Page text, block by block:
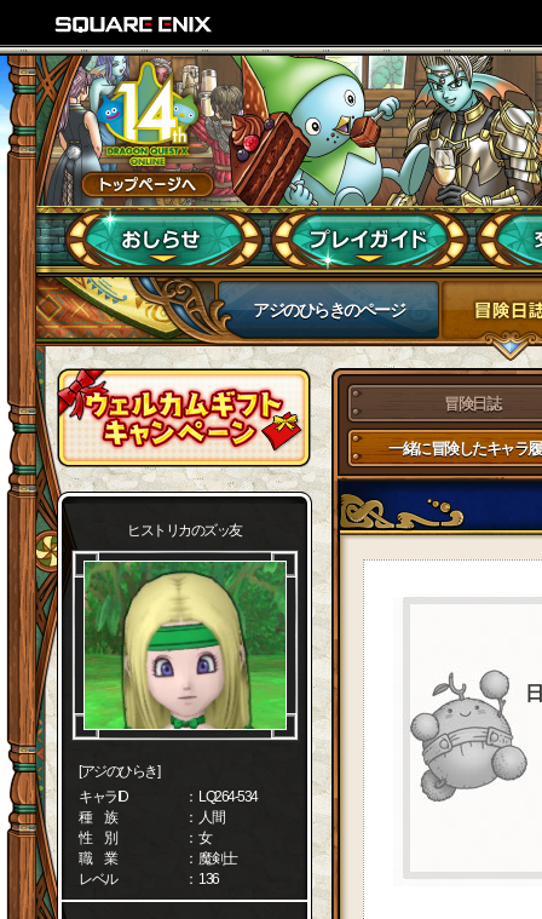
アジのひらきのページ
ヒストリカのズッ友
[アジのひらき]
キャラID
： LQ264-534
種 族
： 人間
性 別
： 女
職 業
： 魔剣士
レベル
： 136
冒険日誌
一緒に冒険したキャラ